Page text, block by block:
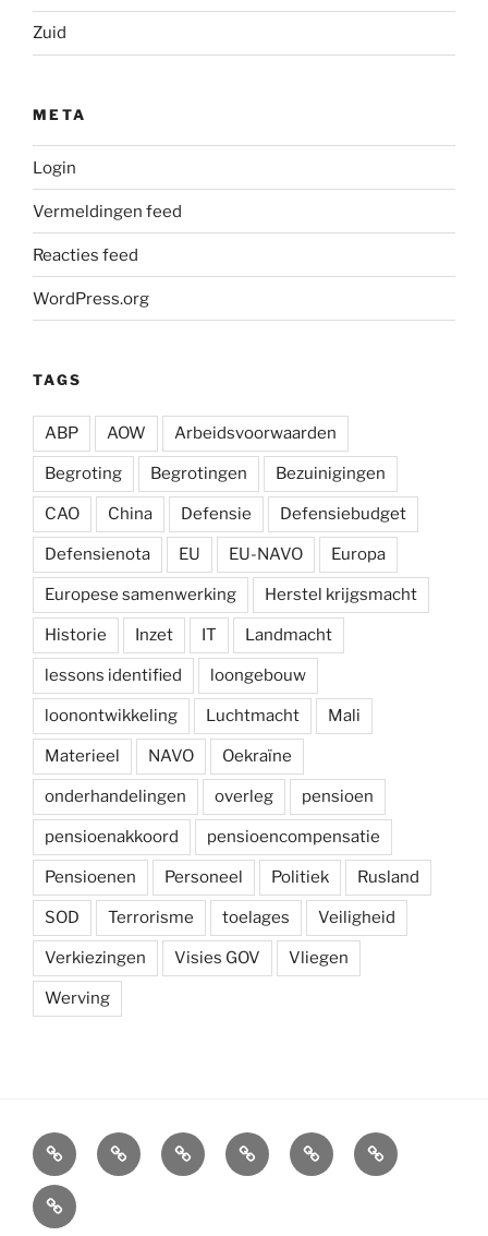
Zuid
META
Login
Vermeldingen feed
Reacties feed
WordPress.org
TAGS
ABP AOW Arbeidsvoorwaarden
Begroting Begrotingen Bezuinigingen
CAO China Defensie Defensiebudget
Defensienota EU EU-NAVO Europa
Europese samenwerking Herstel krijgsmacht
Historie Inzet IT Landmacht
lessons identified loongebouw
loonontwikkeling Luchtmacht Mali
Materieel NAVO Oekraïne
onderhandelingen overleg pensioen
pensioenakkoord pensioencompensatie
Pensioenen Personeel Politiek Rusland
SOD Terrorisme toelages Veiligheid
Verkiezingen Visies GOV Vliegen
Werving
Arbeidsvoorwaarden
Carré
Onze
krijgsmacht
Ledenvoordelen
AfdelingenSymposium
Carré
Overzicht